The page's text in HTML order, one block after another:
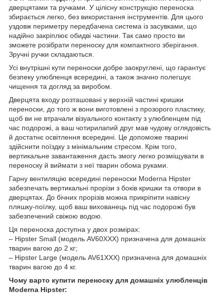
дверцятами та ручками. У цілісну конструкцію переноска
збирається легко, без використання інструментів. Для цього
уздовж периметру передбачена система із засувками, що
надійно закріплює обидві частини. Так само просто ви
зможете розібрати переноску для компактного зберігання.
Зручні ручки складаються.
Усі внутрішні кути переноски добре заокруглені, що гарантує
безпеку улюбленця всередині, а також значно полегшує
чищення та догляд за виробом.
Дверцята входу розташовані у верхній частині кришки
переноски, до того ж вони виготовлені з прозорого пластику,
щоб ви не втрачали візуального контакту з улюбленцем під
час подорожі, а ваш чотирилапий друг мав чудову оглядовість
й достатнє освітлення всередині. Це допоможе тварині
здійснити поїздку з мінімальним стресом. Крім того,
вертикальне завантаження дасть змогу легко розміщувати в
переноску й виймати з неї тварин обома руками.
Гарну вентиляцію всередині переноски Moderna Hipster
забезпечать вертикальні прорізи з боків кришки та отвори в
дверцятах. До бічних прорізів можна прикріпити навісну
пляшку-поїлку, щоб ваш вихованець під час подорожі був
забезпечений свіжою водою.
Ця переноска доступна у двох розмірах:
– Hipster Small (модель AV60ХХХ) призначена для домашніх
тварин вагою до 2 кг;
– Hipster Large (модель AV61ХХХ) призначена для домашніх
тварин вагою до 4 кг.
Чому варто купити переноску для домашніх улюбленців
Moderna Hipster: